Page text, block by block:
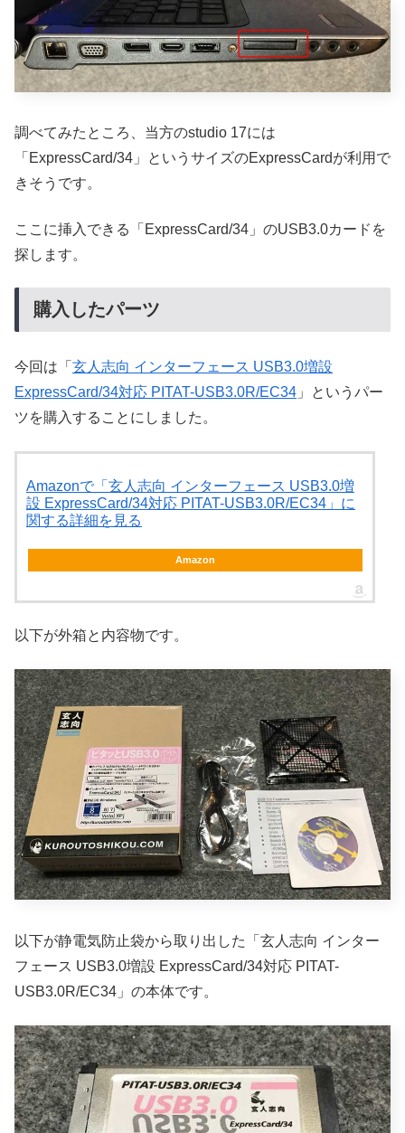
調べてみたところ、当方のstudio 17には
「ExpressCard/34」というサイズのExpressCardが利用で
きそうです。
ここに挿入できる「ExpressCard/34」のUSB3.0カードを
探します。
購入したパーツ
今回は「 玄人志向 インターフェース USB3.0増設
ExpressCard/34対応 PITAT-USB3.0R/EC34 」というパー
ツを購入することにしました。
Amazonで「玄人志向 インターフェース USB3.0増
設 ExpressCard/34対応 PITAT-USB3.0R/EC34」に
関する詳細を見る
Amazon
以下が外箱と内容物です。
以下が静電気防止袋から取り出した「玄人志向 インター
フェース USB3.0増設 ExpressCard/34対応 PITAT-
USB3.0R/EC34」の本体です。